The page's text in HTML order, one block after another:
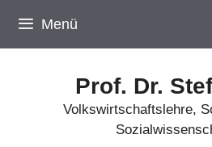
Inhalt
springen
Menü
Prof. Dr.
Volkswirtschaftslehre,